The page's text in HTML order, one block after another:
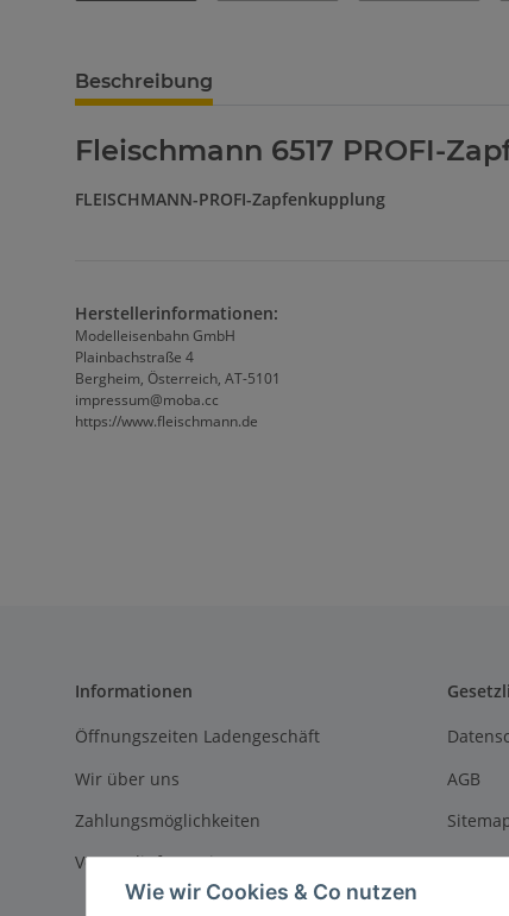
Beschreibung
Fleischmann 6517 PROFI-
FLEISCHMANN-PROFI-Zapfenkupplung
Herstellerinformationen:
Modelleisenbahn GmbH
Plainbachstraße 4
Bergheim, Österreich, AT-5101
impressum@moba.cc
https://www.fleischmann.de
Informationen
Öffnungszeiten Ladengeschäft
Wir über uns
Zahlungsmöglichkeiten
Versandinformationen
AGB
Wie wir Cookies & Co nutzen